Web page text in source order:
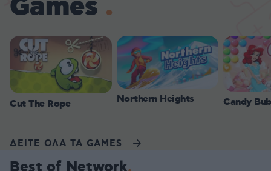
Games
Cut The Rope Northern Heights Candy
ΔΕΙΤΕ ΟΛΑ ΤΑ GAMES